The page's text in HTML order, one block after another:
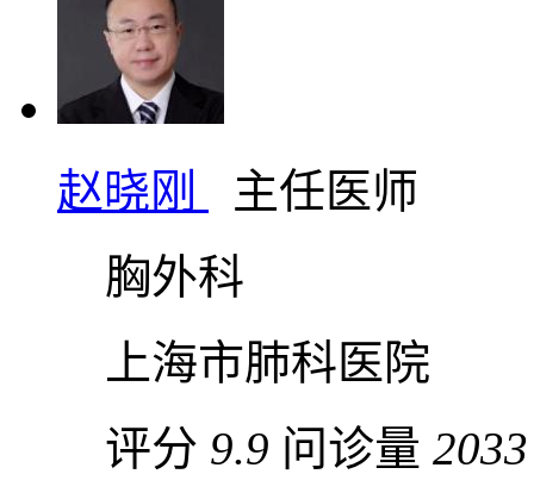
赵晓刚
主任医师
胸外科
上海市肺科医院
评分 9.9 问诊量 2033